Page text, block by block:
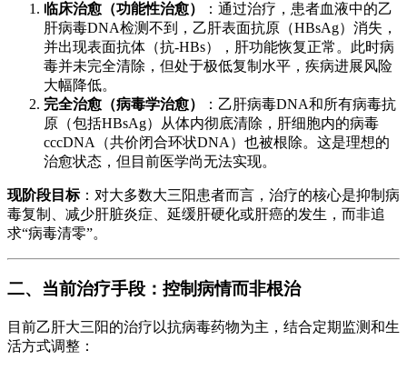
临床治愈（功能性治愈）
：通过治疗，患者血液中的乙
肝病毒DNA检测不到，乙肝表面抗原（HBsAg）消失，
并出现表面抗体（抗-HBs），肝功能恢复正常。此时病
毒并未完全清除，但处于极低复制水平，疾病进展风险
大幅降低。
完全治愈（病毒学治愈）
：乙肝病毒DNA和所有病毒抗
原（包括HBsAg）从体内彻底清除，肝细胞内的病毒
cccDNA（共价闭合环状DNA）也被根除。这是理想的
治愈状态，但目前医学尚无法实现。
现阶段目标：对大多数大三阳患者而言，治疗的核心是抑制病
毒复制、减少肝脏炎症、延缓肝硬化或肝癌的发生，而非追
求“病毒清零”。
二、当前治疗手段：控制病情而非根治
目前乙肝大三阳的治疗以抗病毒药物为主，结合定期监测和生
活方式调整：